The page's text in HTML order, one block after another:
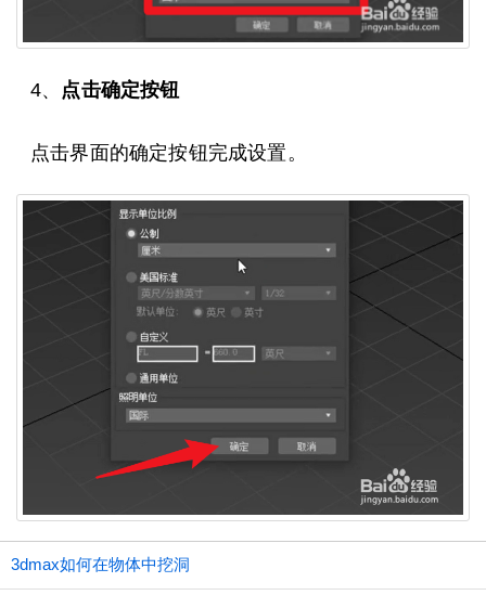
4、 点击确定按钮
点击界面的确定按钮完成设置。
3dmax如何在物体中挖洞